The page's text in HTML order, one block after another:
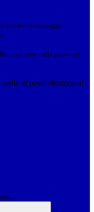
inviato un messaggio
il reset della password
di posta elettronica!